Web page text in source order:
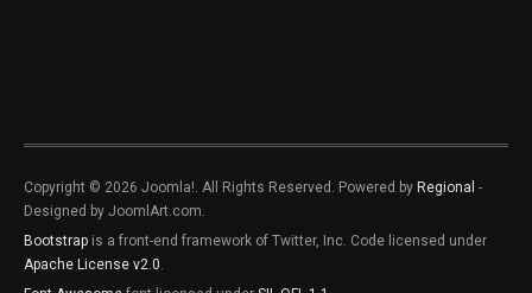
Copyright © 2026 Joomla!. All Rights Reserved. Powered by Regional -
Designed by JoomlArt.com.
Bootstrap is a front-end framework of Twitter, Inc. Code licensed under
Apache License v2.0.